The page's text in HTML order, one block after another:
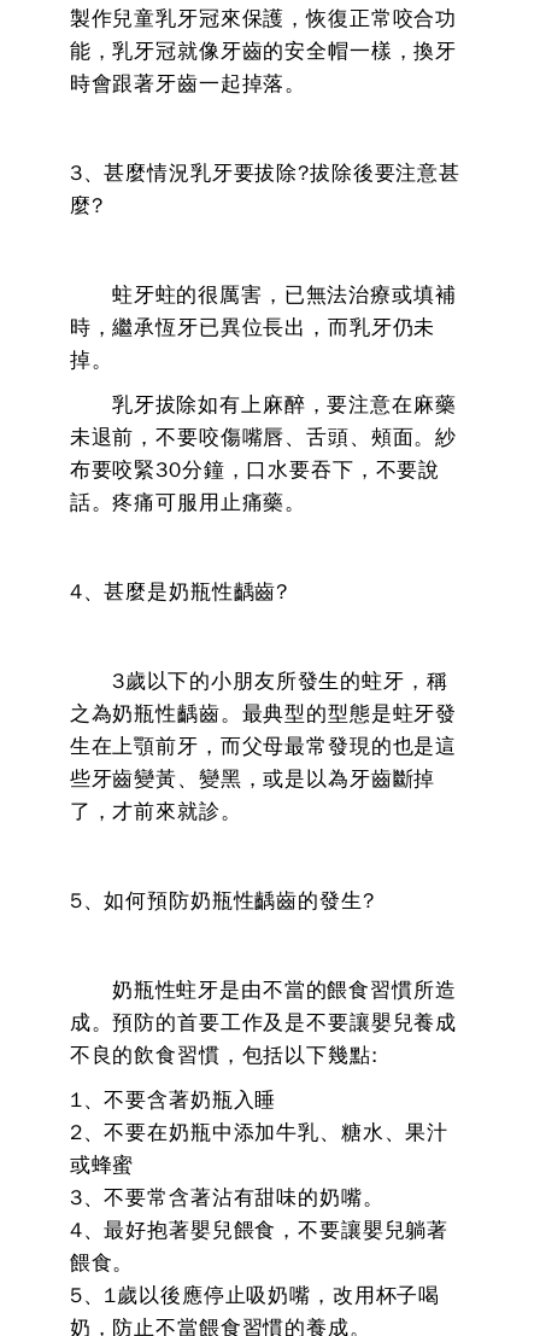
製作兒童乳牙冠來保護，恢復正常咬合功
能，乳牙冠就像牙齒的安全帽一樣，換牙
時會跟著牙齒一起掉落。
3、甚麼情況乳牙要拔除?拔除後要注意甚
麼?
蛀牙蛀的很厲害，已無法治療或填補
時，繼承恆牙已異位長出，而乳牙仍未
掉。
乳牙拔除如有上麻醉，要注意在麻藥
未退前，不要咬傷嘴唇、舌頭、頰面。紗
布要咬緊30分鐘，口水要吞下，不要說
話。疼痛可服用止痛藥。
4、甚麼是奶瓶性齲齒?
3歲以下的小朋友所發生的蛀牙，稱
之為奶瓶性齲齒。最典型的型態是蛀牙發
生在上顎前牙，而父母最常發現的也是這
些牙齒變黃、變黑，或是以為牙齒斷掉
了，才前來就診。
5、如何預防奶瓶性齲齒的發生?
奶瓶性蛀牙是由不當的餵食習慣所造
成。預防的首要工作及是不要讓嬰兒養成
不良的飲食習慣，包括以下幾點:
1、不要含著奶瓶入睡
2、不要在奶瓶中添加牛乳、糖水、果汁
或蜂蜜
3、不要常含著沾有甜味的奶嘴。
4、最好抱著嬰兒餵食，不要讓嬰兒躺著
餵食。
5、1歲以後應停止吸奶嘴，改用杯子喝
奶，防止不當餵食習慣的養成。